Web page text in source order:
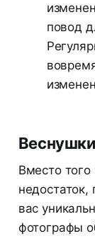
повод
Вместо
вас
фотографы